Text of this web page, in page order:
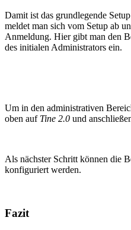
Damit ist das grundlegende
meldet man sich vom Setup ab
Anmeldung. Hier gibt man den
des initialen Administrators ein.
Um in den administrativen
oben auf Tine 2.0 und
Als nächster Schritt können die
konfiguriert werden.
Fazit